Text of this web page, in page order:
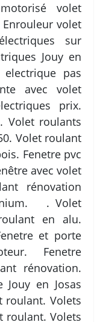
volet
Enrouleur volet
sur
Jouy en
electrique pas
avec volet
prix.
Volet roulants
Volet roulant
Fenetre pvc
avec volet
rénovation
. Volet
en alu.
et porte
Fenetre
rénovation.
en Josas
roulant. Volets
roulant. Volets